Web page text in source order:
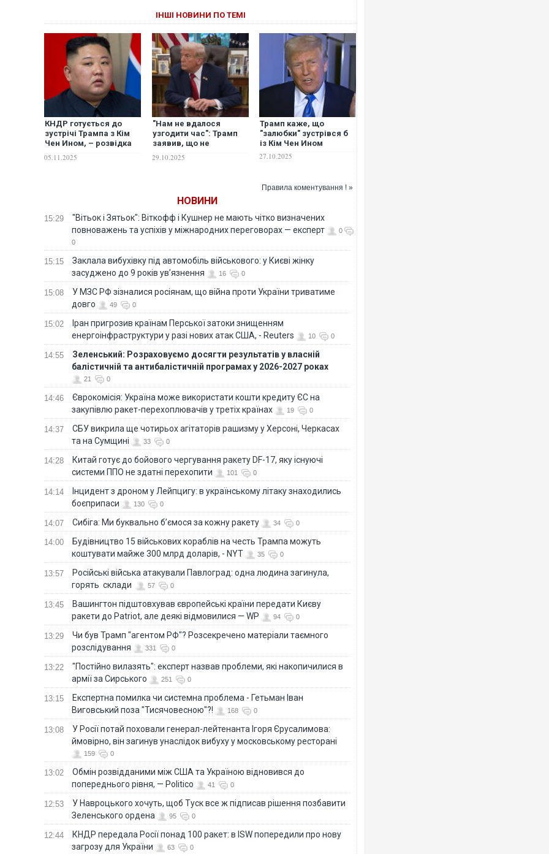
ІНШІ НОВИНИ ПО ТЕМІ
КНДР готується до
зустрічі Трампа з Кім
Чен Ином, – розвідка
05.11.2025
"Нам не вдалося
узгодити час": Трамп
заявив, що не
Чен Ином під час турне
29.10.2025
Трамп каже, що
"залюбки" зустрівся б
із Кім Чен Ином
27.10.2025
Правила коментування ! »
НОВИНИ
15:29
"Вітьок і Зятьок": Віткофф і Кушнер не мають чітко визначених
повноважень та успіхів у міжнародних переговорах — експерт
0
0
15:15
Заклала вибухівку під автомобіль військового: у Києві жінку
засуджено до 9 років ув’язнення
16 0
15:08
У МЗС РФ зізналися росіянам, що війна проти України триватиме
довго
49 0
15:02
Іран пригрозив країнам Перської затоки знищенням
енергоінфраструктури у разі нових атак США, - Reuters
10 0
14:55
Зеленський: Розраховуємо досягти результатів у власній
балістичній та антибалістичній програмах у 2026-2027 роках
21 0
14:46
Єврокомісія: Україна може використати кошти кредиту ЄС на
закупівлю ракет-перехоплювачів у третіх країнах
19 0
14:37
СБУ викрила ще чотирьох агітаторів рашизму у Херсоні, Черкасах
та на Сумщині
33 0
14:28
Китай готує до бойового чергування ракету DF-17, яку існуючі
системи ППО не здатні перехопити
101 0
14:14
Інцидент з дроном у Лейпцигу: в українському літаку знаходились
боєприпаси
130 0
14:07 Сибіга: Ми буквально б’ємося за кожну ракету 34 0
14:00
Будівництво 15 військових кораблів на честь Трампа можуть
коштувати майже 300 млрд доларів, - NYT
35 0
13:57
Російські війська атакували Павлоград: одна людина загинула,
горять склади
57 0
13:45
Вашингтон підштовхував європейські країни передати Києву
ракети до Patriot, але деякі відмовилися — WP
94 0
13:29
Чи був Трамп "агентом РФ"? Розсекречено матеріали таємного
розслідування
331 0
13:22
"Постійно вилазять": експерт назвав проблеми, які накопичилися в
армії за Сирського
251 0
13:15
Eкспертна помилка чи системна проблема - Гетьман Іван
Виговський поза "Тисячовесною"?!
168 0
13:08
У Росії потай поховали генерал-лейтенанта Ігоря Єрусалимова:
ймовірно, він загинув унаслідок вибуху у московському ресторані
159 0
13:02
Обмін розвідданими між США та Україною відновився до
попереднього рівня, — Politico
41 0
12:53
У Навроцького хочуть, щоб Туск все ж підписав рішення позбавити
Зеленського ордена
95 0
12:44
КНДР передала Росії понад 100 ракет: в ISW попередили про нову
загрозу для України
63 0
Росія атакувала Суми
торговельний центр, будинки,
Топпосадовцю Повітряних